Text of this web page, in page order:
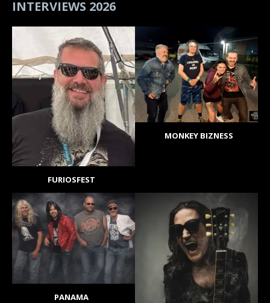
INTERVIEWS 2026
FURIOSFEST
MONKEY BIZNESS
PANAMA